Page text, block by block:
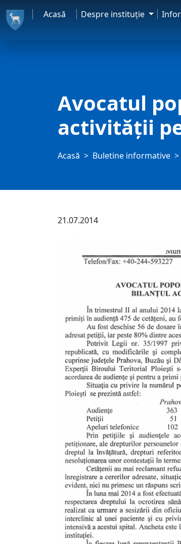
Acasă Despre instituţie
Avocatul
activității
Acasă Buletine informative
21.07.2014